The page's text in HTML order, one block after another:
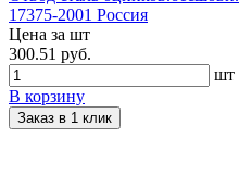
17375-2001 Россия
Цена за шт
300.51 руб.
шт
В корзину
Заказ в 1 клик